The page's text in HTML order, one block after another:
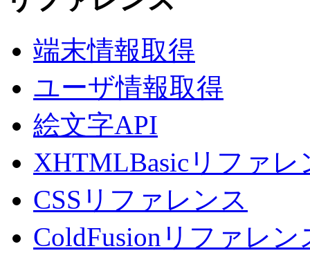
端末情報取得
ユーザ情報取得
絵文字API
XHTMLBasicリファレ
CSSリファレンス
ColdFusionリファレン